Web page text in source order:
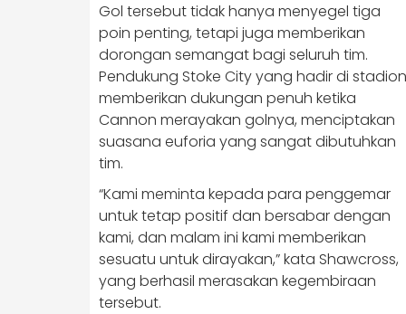
Gol tersebut tidak hanya menyegel tiga
poin penting, tetapi juga memberikan
dorongan semangat bagi seluruh tim.
Pendukung Stoke City yang hadir di stadion
memberikan dukungan penuh ketika
Cannon merayakan golnya, menciptakan
suasana euforia yang sangat dibutuhkan
tim.
“Kami meminta kepada para penggemar
untuk tetap positif dan bersabar dengan
kami, dan malam ini kami memberikan
sesuatu untuk dirayakan,” kata Shawcross,
yang berhasil merasakan kegembiraan
tersebut.